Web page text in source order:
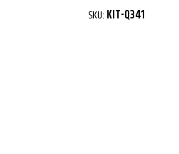
SKU: KIT-Q341